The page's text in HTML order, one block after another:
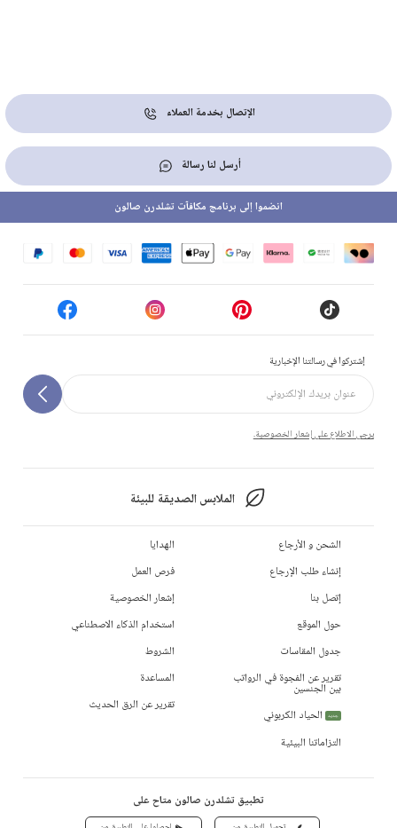
الإتصال بخدمة العملاء
أرسل لنا رسالة
إشتركوا في رسالتنا الإخبارية
يرجى الاطلاع على إشعار الخصوصية.
الملابس الصديقة للبيئة
انضموا إلى برنامج مكافآت تشلدرن صالون
الشحن و الأرجاع
إنشاء طلب الإرجاع
إتصل بنا
حول الموقع
جدول المقاسات
تقرير عن الفجوة في الرواتب
بين الجنسين
جديد
الحياد الكربوني
التزاماتنا البيئية
الهدايا
فرص العمل
إشعار الخصوصية
استخدام الذكاء الاصطناعي
الشروط
المساعدة
تقرير عن الرق الحديث
تطبيق تشلدرن صالون متاح على